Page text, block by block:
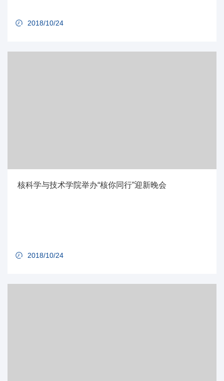
2018/10/24
核科学与技术学院举办“核你同行”迎新晚会
2018/10/24